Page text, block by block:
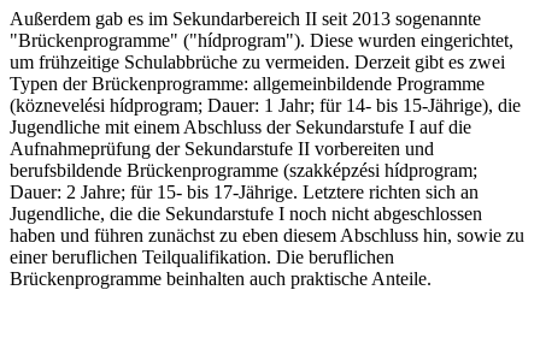
Außerdem gab es im Sekundarbereich II seit 2013 sogenannte
"Brückenprogramme" ("hídprogram"). Diese wurden eingerichtet,
um frühzeitige Schulabbrüche zu vermeiden. Derzeit gibt es zwei
Typen der Brückenprogramme: allgemeinbildende Programme
(köznevelési hídprogram; Dauer: 1 Jahr; für 14- bis 15-Jährige), die
Jugendliche mit einem Abschluss der Sekundarstufe I auf die
Aufnahmeprüfung der Sekundarstufe II vorbereiten und
berufsbildende Brückenprogramme (szakképzési hídprogram;
Dauer: 2 Jahre; für 15- bis 17-Jährige. Letztere richten sich an
Jugendliche, die die Sekundarstufe I noch nicht abgeschlossen
haben und führen zunächst zu eben diesem Abschluss hin, sowie zu
einer beruflichen Teilqualifikation. Die beruflichen
Brückenprogramme beinhalten auch praktische Anteile.